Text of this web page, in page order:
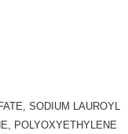
SODIUM LAUROYL
POLYOXYETHYLENE